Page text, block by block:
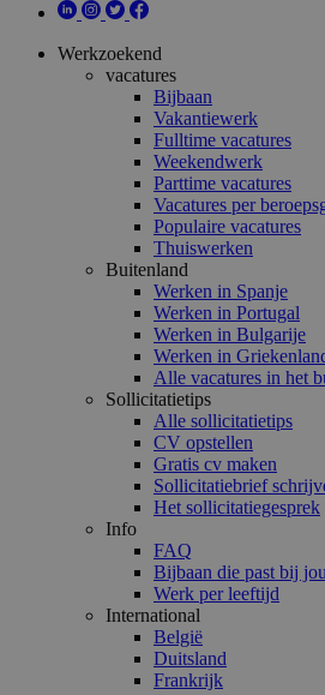
Werkzoekend
vacatures
Bijbaan
Vakantiewerk
Fulltime vacatures
Weekendwerk
Parttime vacatures
Vacatures per
Populaire vacatures
Thuiswerken
Buitenland
Werken in Spanje
Werken in Portugal
Werken in Bulgarije
Werken in
Alle vacatures in het
Sollicitatietips
Alle sollicitatietips
CV opstellen
Gratis cv maken
Sollicitatiebrief
Het sollicitatiegesprek
Info
FAQ
Bijbaan die past bij
Werk per leeftijd
International
België
Duitsland
Frankrijk